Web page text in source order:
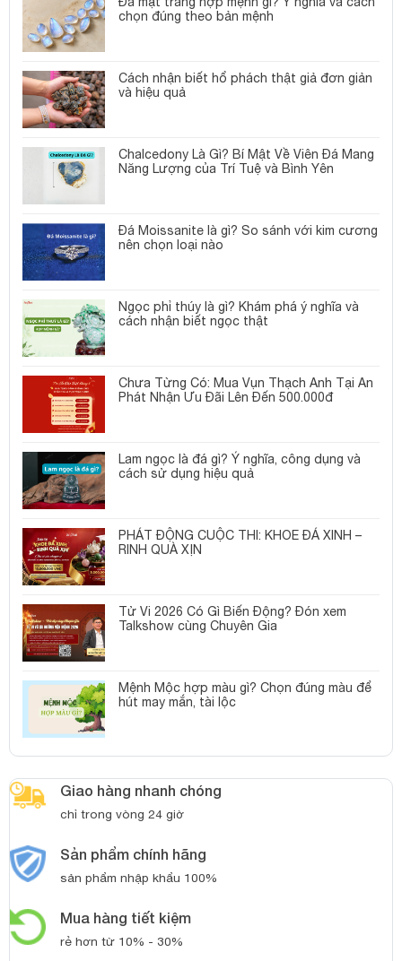
chọn đúng theo bản mệnh
Cách nhận biết hổ phách thật giả đơn giản
và hiệu quả
Chalcedony Là Gì? Bí Mật Về Viên Đá Mang
Năng Lượng của Trí Tuệ và Bình Yên
Đá Moissanite là gì? So sánh với kim cương
nên chọn loại nào
Ngọc phỉ thúy là gì? Khám phá ý nghĩa và
cách nhận biết ngọc thật
Chưa Từng Có: Mua Vụn Thạch Anh Tại An
Phát Nhận Ưu Đãi Lên Đến 500.000đ
Lam ngọc là đá gì? Ý nghĩa, công dụng và
cách sử dụng hiệu quả
PHÁT ĐỘNG CUỘC THI: KHOE ĐÁ XINH –
RINH QUÀ XỊN
Tử Vi 2026 Có Gì Biến Động? Đón xem
Talkshow cùng Chuyên Gia
Mệnh Mộc hợp màu gì? Chọn đúng màu để
hút may mắn, tài lộc
Giao hàng nhanh chóng
chỉ trong vòng 24 giờ
Sản phẩm chính hãng
sản phẩm nhập khẩu 100%
Mua hàng tiết kiệm
rẻ hơn từ 10% - 30%